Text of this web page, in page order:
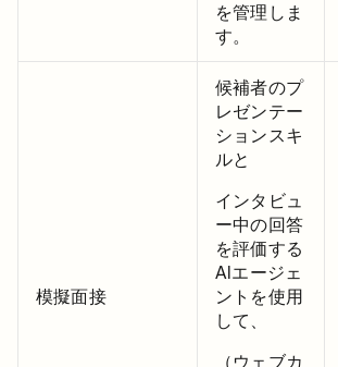
を管理しま
す。
模擬面接
候補者のプ
レゼンテー
ションスキ
ルと
インタビュ
ー中の回答
を評価する
AIエージェ
ントを使用
して、
（ウェブカ